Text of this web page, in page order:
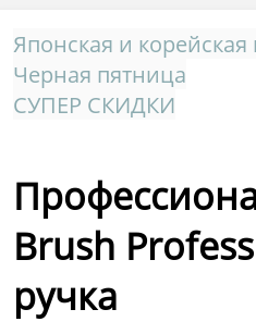
Японская и корейская
Черная пятница
СУПЕР СКИДКИ
Brush
ручка